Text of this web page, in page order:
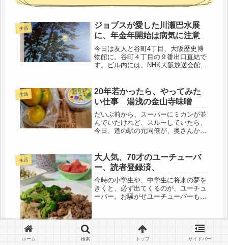
生活
ジョブスが愛した川瀬巴水展
に、年金年開始は病気に注意
今日は友人と谷町4丁目、大阪歴史博
物館に。谷町４丁目の９番出口直結で
す。ビル内には、NHK大阪放送会館と
阪城、そのすぐ横には、阪神高速、そ
の向こうには、だめ女が68年前に生...
生活
20年若かったら、やってみた
い仕事 湯浅の金山寺味噌
だいぶ前から、スーパーにミカンが並
んでいたけれど、スルーしていたら、
今日、道の駅の元同僚が、奥さんから
の湯浅に行かれた時のお土産で、和歌
山は、ミカンの本場だし・・・湯浅
は、...
生活
大人気、70才のユーチューバ
ー、読者登録済、
今時の小学生や、中学生に将来の夢を
きくと、必ず出てくるのが、ユーチュ
ーバー。お騒がせユーチューバーも居
の子供など、孫じゃないですよ、子供
です。半日、ずっと見てるらしく、勉
ホーム 検索 トップ サイドバー